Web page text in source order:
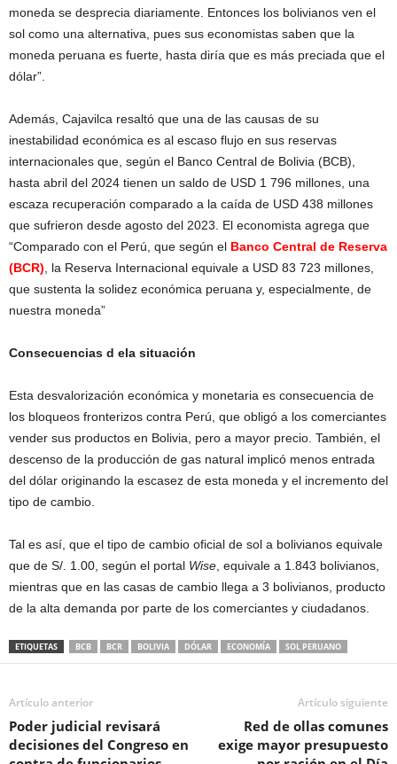
moneda se desprecia diariamente. Entonces los bolivianos ven el
sol como una alternativa, pues sus economistas saben que la
moneda peruana es fuerte, hasta diría que es más preciada que el
dólar”.
Además, Cajavilca resaltó que una de las causas de su
inestabilidad económica es al escaso flujo en sus reservas
internacionales que, según el Banco Central de Bolivia (BCB),
hasta abril del 2024 tienen un saldo de USD 1 796 millones, una
escaza recuperación comparado a la caída de USD 438 millones
que sufrieron desde agosto del 2023. El economista agrega que
“Comparado con el Perú, que según el Banco Central de Reserva
(BCR) , la Reserva Internacional equivale a USD 83 723 millones,
que sustenta la solidez económica peruana y, especialmente, de
nuestra moneda”
Consecuencias d ela situación
Esta desvalorización económica y monetaria es consecuencia de
los bloqueos fronterizos contra Perú, que obligó a los comerciantes
vender sus productos en Bolivia, pero a mayor precio. También, el
descenso de la producción de gas natural implicó menos entrada
del dólar originando la escasez de esta moneda y el incremento del
tipo de cambio.
Tal es así, que el tipo de cambio oficial de sol a bolivianos equivale
que de S/. 1.00, según el portal Wise , equivale a 1.843 bolivianos,
mientras que en las casas de cambio llega a 3 bolivianos, producto
de la alta demanda por parte de los comerciantes y ciudadanos.
ETIQUETAS BCB BCR BOLIVIA DÓLAR ECONOMÍA SOL PERUANO
Artículo anterior
Poder judicial revisará
decisiones del Congreso en
Artículo siguiente
Red de ollas comunes
exige mayor presupuesto